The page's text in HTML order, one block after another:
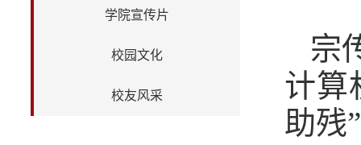
学院宣传片
校园文化
校友风采
宗
计算
助残